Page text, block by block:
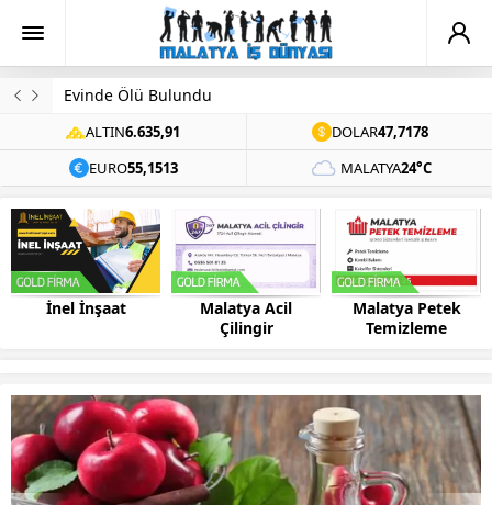
Evinde Ölü Bulundu
ALTIN6.635,91 DOLAR47,7178
EURO55,1513 MALATYA24°C
Malatya Acil
Malatya Petek
Temizleme
Bilsis Bilgisayar